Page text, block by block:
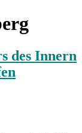
des Innern